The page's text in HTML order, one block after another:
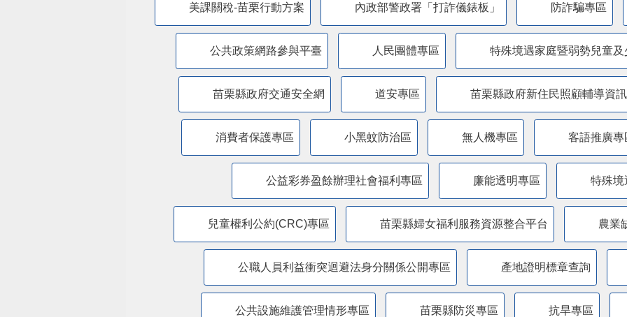
美課關稅-苗栗行動方案 內政部警政署「打詐儀錶板」 防詐騙專區
公共政策網路參與平臺 人民團體專區 特殊境遇家庭暨弱勢兒童
苗栗縣政府交通安全網 道安專區 苗栗縣政府新住民照顧輔導資
消費者保護專區 小黑蚊防治區 無人機專區 客語推廣專
公益彩券盈餘辦理社會福利專區 廉能透明專區 特殊境
兒童權利公約(CRC)專區 苗栗縣婦女福利服務資源整合平台 農業
公職人員利益衝突迴避法身分關係公開專區 產地證明標章查詢
​公共設施維護管理情形專區 苗栗縣防災專區 抗旱專區